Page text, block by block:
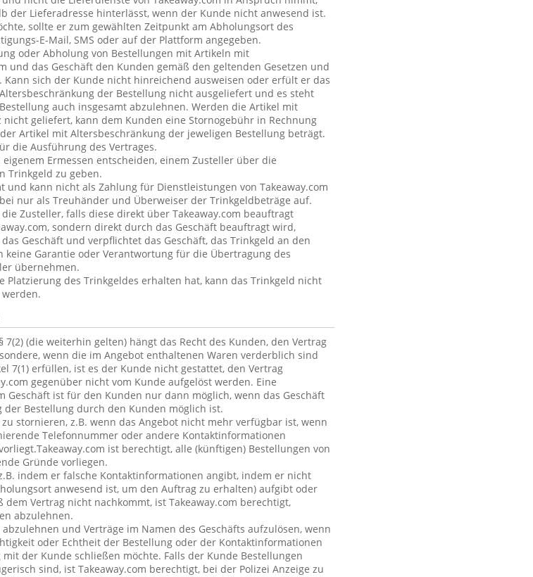
der Lieferadresse hinterlässt, wenn der Kunde nicht anwesend ist.
sollte er zum gewählten Zeitpunkt am Abholungsort des
E-Mail, SMS oder auf der Plattform angegeben.
oder Abholung von Bestellungen mit Artikeln mit
und das Geschäft den Kunden gemäß den geltenden Gesetzen und
sich der Kunde nicht hinreichend ausweisen oder erfült er das
der Bestellung nicht ausgeliefert und es steht
auch insgesamt abzulehnen. Werden die Artikel mit
geliefert, kann dem Kunden eine Stornogebühr in Rechnung
Artikel mit Altersbeschränkung der jeweligen Bestellung beträgt.
die Ausführung des Vertrages.
Ermessen entscheiden, einem Zusteller über die
Trinkgeld zu geben.
kann nicht als Zahlung für Dienstleistungen von Takeaway.com
nur als Treuhänder und Überweiser der Trinkgeldbeträge auf.
Zusteller, falls diese direkt über Takeaway.com beauftragt
sondern direkt durch das Geschäft beauftragt wird,
Geschäft und verpflichtet das Geschäft, das Trinkgeld an den
keine Garantie oder Verantwortung für die Übertragung des
übernehmen.
Platzierung des Trinkgeldes erhalten hat, kann das Trinkgeld nicht
7(2) (die weiterhin gelten) hängt das Recht des Kunden, den Vertrag
wenn die im Angebot enthaltenen Waren verderblich sind
7(1) erfüllen, ist es der Kunde nicht gestattet, den Vertrag
gegenüber nicht vom Kunde aufgelöst werden. Eine
Geschäft ist für den Kunden nur dann möglich, wenn das Geschäft
Bestellung durch den Kunden möglich ist.
stornieren, z.B. wenn das Angebot nicht mehr verfügbar ist, wenn
Telefonnummer oder andere Kontaktinformationen
ist berechtigt, alle (künftigen) Bestellungen von
Gründe vorliegen.
indem er falsche Kontaktinformationen angibt, indem er nicht
anwesend ist, um den Auftrag zu erhalten) aufgibt oder
Vertrag nicht nachkommt, ist Takeaway.com berechtigt,
abzulehnen.
und Verträge im Namen des Geschäfts aufzulösen, wenn
oder Echtheit der Bestellung oder der Kontaktinformationen
der Kunde schließen möchte. Falls der Kunde Bestellungen
sind, ist Takeaway.com berechtigt, bei der Polizei Anzeige zu